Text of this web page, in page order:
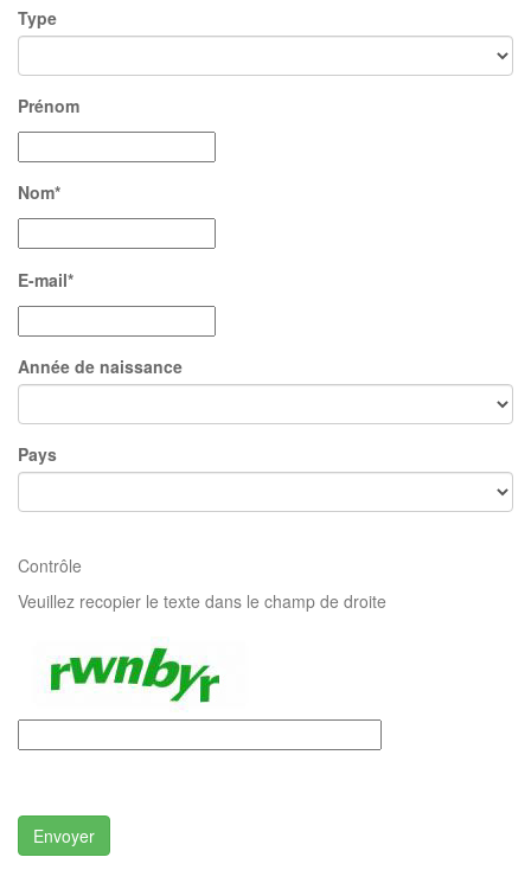
Type
Prénom
Nom*
E-mail*
Année de naissance
Pays
Contrôle
Veuillez recopier le texte dans le champ de droite
Envoyer